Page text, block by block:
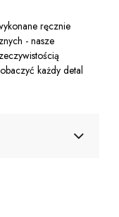
ręcznie
- nasze
każdy detal